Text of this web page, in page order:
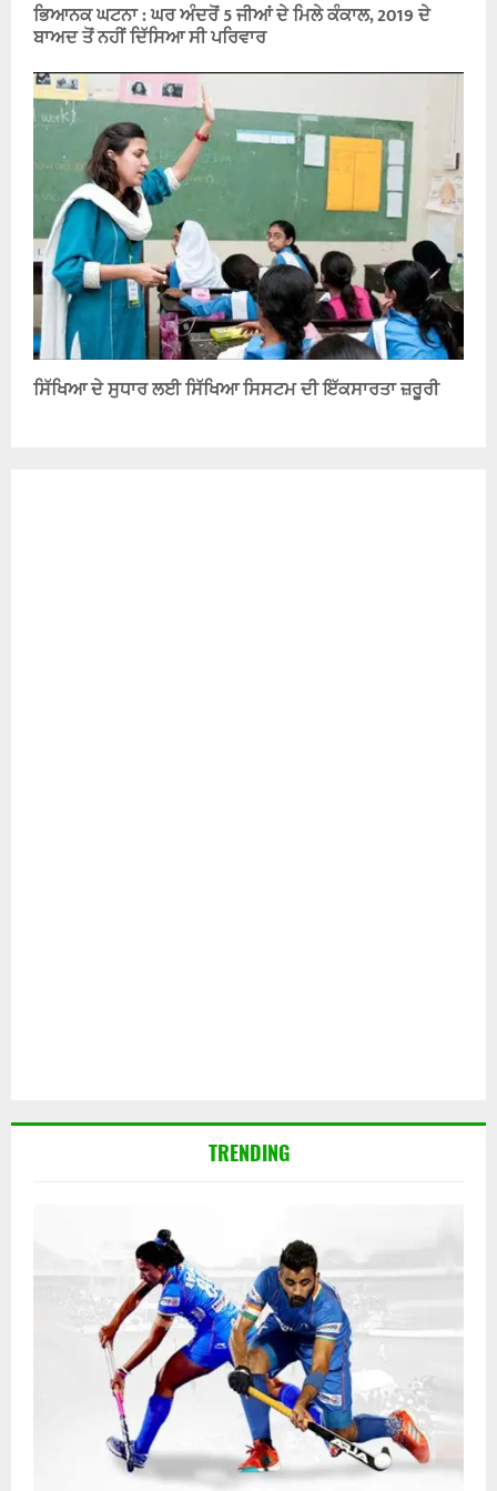
ਭਿਆਨਕ ਘਟਨਾ : ਘਰ ਅੰਦਰੋਂ 5 ਜੀਆਂ ਦੇ ਮਿਲੇ ਕੰਕਾਲ, 2019 ਦੇ
ਬਾਅਦ ਤੋਂ ਨਹੀਂ ਦਿੱਸਿਆ ਸੀ ਪਰਿਵਾਰ
ਸਿੱਖਿਆ ਦੇ ਸੁਧਾਰ ਲਈ ਸਿੱਖਿਆ ਸਿਸਟਮ ਦੀ ਇੱਕਸਾਰਤਾ ਜ਼ਰੂਰੀ
TRENDING